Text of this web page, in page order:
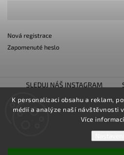
K personalizaci obsahu a reklam,
médií a analýze naší návštěvnosti
Více
Nová registrace
Zapomenuté heslo
SLEDUJ NÁŠ INSTAGRAM
TUNING SHOW TROJHALÍ
LOWER